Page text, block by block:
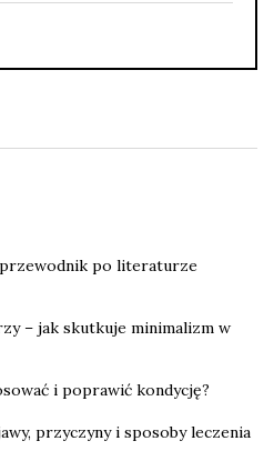
po literaturze
– jak skutkuje minimalizm w
i poprawić kondycję?
przyczyny i sposoby leczenia